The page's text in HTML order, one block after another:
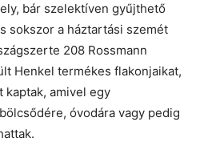
bár szelektíven gyűjthető
sokszor a háztartási szemét
208 Rossmann
Henkel termékes flakonjaikat,
amivel egy
óvodára vagy pedig